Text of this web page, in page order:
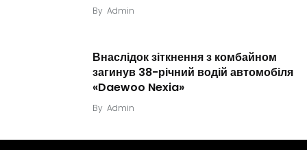
By Admin
Внаслідок зіткнення з комбайном
загинув 38-річний водій автомобіля
«Daewoo Nexia»
By Admin